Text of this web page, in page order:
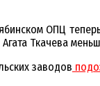
ОПЦ
Ткачева
заводов